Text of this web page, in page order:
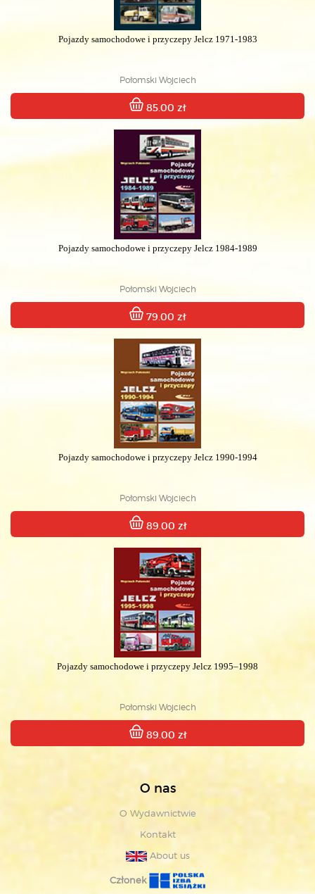
Pojazdy samochodowe i przyczepy Jelcz 1971-1983
Połomski Wojciech
85.00 zł
Pojazdy samochodowe i przyczepy Jelcz 1984-1989
Połomski Wojciech
79.00 zł
Pojazdy samochodowe i przyczepy Jelcz 1990-1994
Połomski Wojciech
89.00 zł
Pojazdy samochodowe i przyczepy Jelcz 1995–1998
Połomski Wojciech
89.00 zł
O nas
O Wydawnictwie
Kontakt
About us
Członek